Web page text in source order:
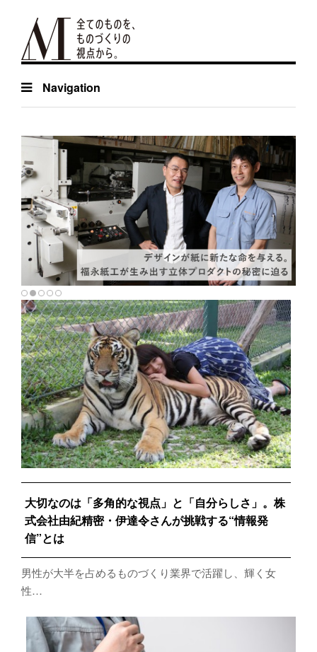
Navigation
大切なのは「多角的な視点」と「自分らしさ」。株
式会社由紀精密・伊達令さんが挑戦する“情報発
信”とは
男性が大半を占めるものづくり業界で活躍し、輝く女
性…